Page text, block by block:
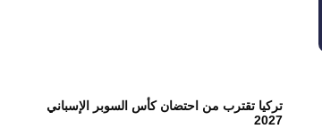
تركيا تقترب من احتضان كأس السوبر الإسباني
2027